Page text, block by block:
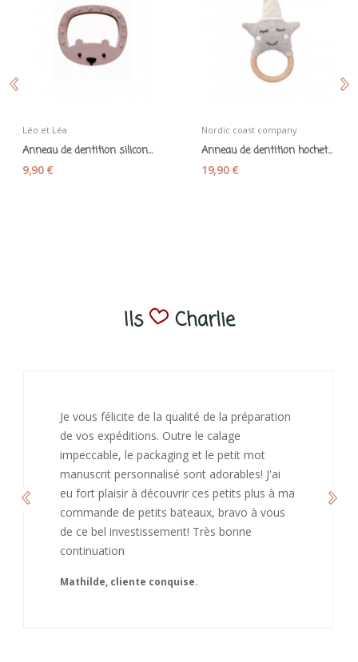
Léo et Léa
Anneau de dentition silicone "grand ours"...
9,90 €
Nordic coast company
Anneau de dentition hochet bois et coton Etoile...
19,90 €
Ils Charlie
J’ai adoré ouvrir ce paquet votre message est
bienveillant et fait plaisir. Je ne manquerai pas
de recommandé chez vous. Bonne
continuation et merci à vous.
Caroline